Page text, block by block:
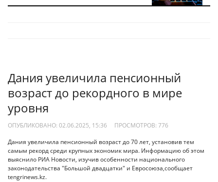
Дания увеличила пенсионный
возраст до рекордного в мире
уровня
ОПУБЛИКОВАНО: 02.06.2025, 15:36 ПРОСМОТРОВ: 776
Дания увеличила пенсионный возраст до 70 лет, установив тем
самым рекорд среди крупных экономик мира. Информацию об этом
выяснило РИА Новости, изучив особенности национального
законодательства "Большой двадцатки" и Евросоюза,cообщает
tengrinews.kz.